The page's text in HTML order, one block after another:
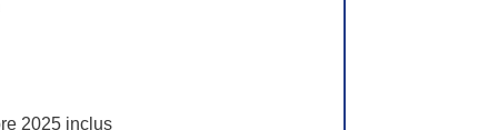
2025 inclus